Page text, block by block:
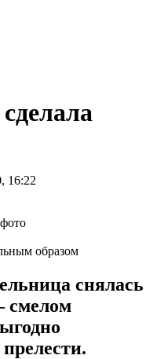
16:22
образом
снялась
смелом